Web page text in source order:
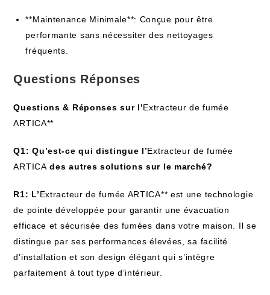
**Maintenance Minimale**: Conçue pour être
performante sans nécessiter des nettoyages
fréquents.
Questions Réponses
Questions & Réponses sur l’Extracteur de fumée
ARTICA**
Q1: Qu’est-ce qui distingue l’Extracteur de fumée
ARTICA des autres solutions sur le marché?
R1: L’Extracteur de fumée ARTICA** est une technologie
de pointe développée pour garantir une évacuation
efficace et sécurisée des fumées dans votre maison. Il se
distingue par ses performances élevées, sa facilité
d’installation et son design élégant qui s’intègre
parfaitement à tout type d’intérieur.